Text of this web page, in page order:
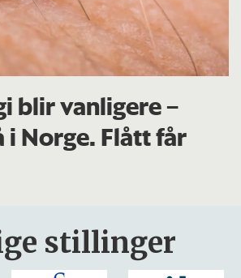
blir vanligere –
i Norge. Flått får
stillinger